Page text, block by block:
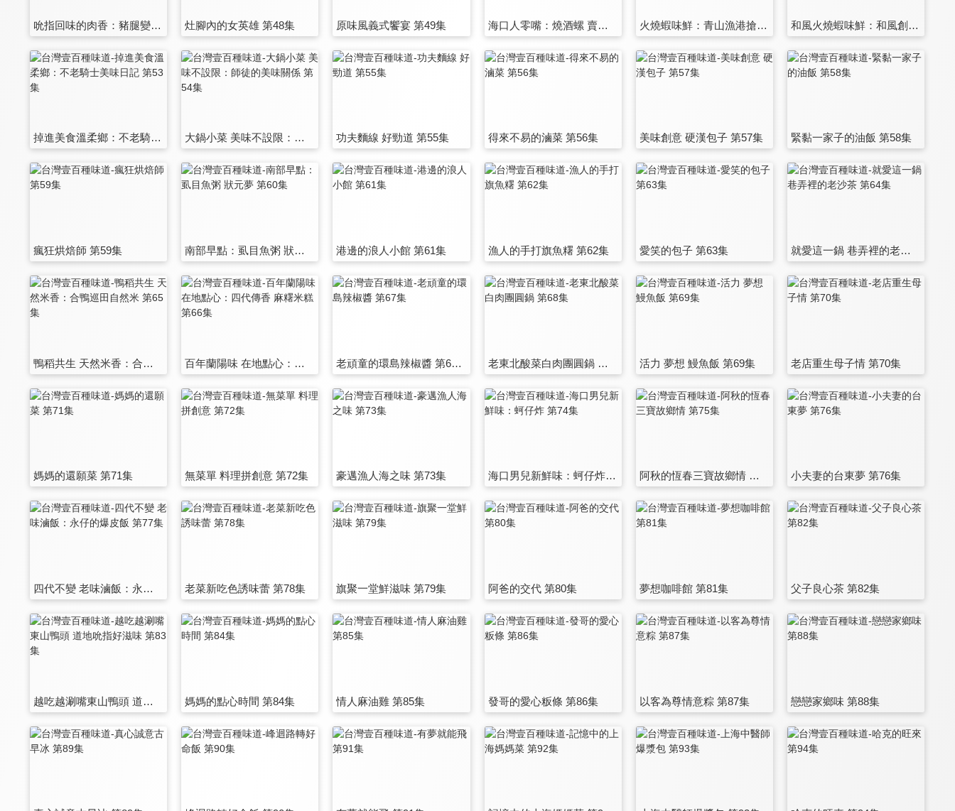
吮指回味的肉香：豬腿變黃金 第47集 灶腳內的女英雄 第48集 原味風義式饗宴 第49集 海口人零嘴：燒酒螺 賣出一片天 第50集 火燒蝦味鮮：青山漁港搶手蝦干、火爆浪子爆蝦餅 第51集 和風火燒蝦味鮮：和風創作火燒蝦、台日混搭蝦仁飯 第52集
掉進美食溫柔鄉：不老騎士美味日記 第53集 大鍋小菜 美味不設限：師徒的美味關係 第54集 功夫麵線 好勁道 第55集 得來不易的滷菜 第56集 美味創意 硬漢包子 第57集 緊黏一家子的油飯 第58集
瘋狂烘焙師 第59集 南部早點：虱目魚粥 狀元夢 第60集 港邊的浪人小館 第61集 漁人的手打旗魚糬 第62集 愛笑的包子 第63集 就愛這一鍋 巷弄裡的老沙茶 第64集
鴨稻共生 天然米香：合鴨巡田自然米 第65集 百年蘭陽味 在地點心：四代傳香 麻糬米糕 第66集 老頑童的環島辣椒醬 第67集 老東北酸菜白肉團圓鍋 第68集 活力 夢想 鰻魚飯 第69集 老店重生母子情 第70集
媽媽的還願菜 第71集 無菜單 料理拼創意 第72集 豪邁漁人海之味 第73集 海口男兒新鮮味：蚵仔炸 第74集 阿秋的恆春三寶故鄉情 第75集 小夫妻的台東夢 第76集
四代不變 老味滷飯：永仔的爆皮飯 第77集 老菜新吃色誘味蕾 第78集 旗聚一堂鮮滋味 第79集 阿爸的交代 第80集 夢想咖啡館 第81集 父子良心茶 第82集
越吃越涮嘴東山鴨頭 道地吮指好滋味 第83集 媽媽的點心時間 第84集 情人麻油雞 第85集 發哥的愛心粄條 第86集 以客為尊情意粽 第87集 戀戀家鄉味 第88集